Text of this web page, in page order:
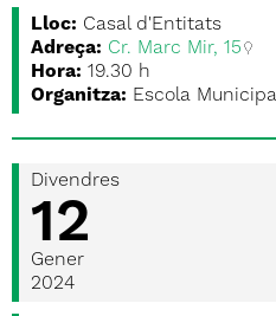
Lloc: Casal d'Entitats
Adreça: Cr. Marc Mir, 15
Hora: 19.30 h
Organitza: Escola
Divendres
12
Gener
2024